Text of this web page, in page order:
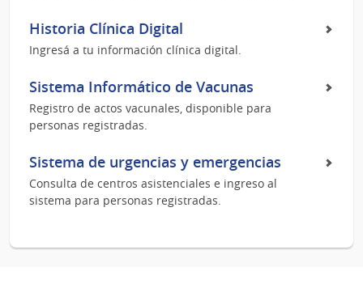
Historia Clínica Digital
Ingresá a tu información clínica digital.
Sistema Informático de Vacunas
Registro de actos vacunales, disponible para
personas registradas.
Sistema de urgencias y emergencias
Consulta de centros asistenciales e ingreso al
sistema para personas registradas.